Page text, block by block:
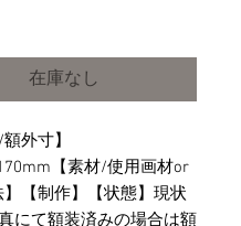
在庫なし
外寸】
【素材/使用画材or
【制作】【状態】現状
にて額装済みの場合は額